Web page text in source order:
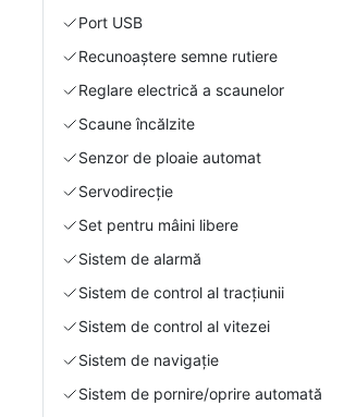
Port USB
Recunoaștere semne rutiere
Reglare electrică a scaunelor
Scaune încălzite
Senzor de ploaie automat
Servodirecție
Set pentru mâini libere
Sistem de alarmă
Sistem de control al tracțiunii
Sistem de control al vitezei
Sistem de navigație
Sistem de pornire/oprire automată